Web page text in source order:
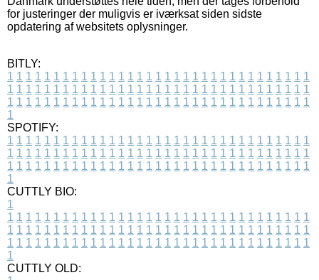
for justeringer der muligvis er iværksat siden sidste
opdatering af websitets oplysninger.
BITLY:
1 1 1 1 1 1 1 1 1 1 1 1 1 1 1 1 1 1 1 1 1 1 1 1 1 1 1 1 1 1 1 1 1
1 1 1 1 1 1 1 1 1 1 1 1 1 1 1 1 1 1 1 1 1 1 1 1 1 1 1 1 1 1 1 1 1
1 1 1 1 1 1 1 1 1 1 1 1 1 1 1 1 1 1 1 1 1 1 1 1 1 1 1 1 1 1 1 1 1
1
SPOTIFY:
1 1 1 1 1 1 1 1 1 1 1 1 1 1 1 1 1 1 1 1 1 1 1 1 1 1 1 1 1 1 1 1 1
1 1 1 1 1 1 1 1 1 1 1 1 1 1 1 1 1 1 1 1 1 1 1 1 1 1 1 1 1 1 1 1 1
1 1 1 1 1 1 1 1 1 1 1 1 1 1 1 1 1 1 1 1 1 1 1 1 1 1 1 1 1 1 1 1 1
1
CUTTLY BIO:
1
1 1 1 1 1 1 1 1 1 1 1 1 1 1 1 1 1 1 1 1 1 1 1 1 1 1 1 1 1 1 1 1 1
1 1 1 1 1 1 1 1 1 1 1 1 1 1 1 1 1 1 1 1 1 1 1 1 1 1 1 1 1 1 1 1 1
1 1 1 1 1 1 1 1 1 1 1 1 1 1 1 1 1 1 1 1 1 1 1 1 1 1 1 1 1 1 1 1 1
1
CUTTLY OLD: